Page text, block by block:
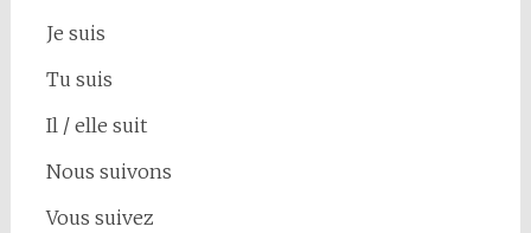
Je suis
Tu suis
Il / elle suit
Nous suivons
Vous suivez